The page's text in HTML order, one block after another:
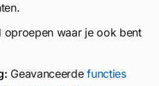
oproepen waar je ook bent
Geavanceerdefuncties